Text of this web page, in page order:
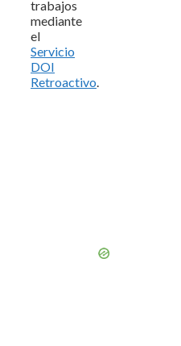
trabajos
mediante
el
Servicio
DOI
Retroactivo.